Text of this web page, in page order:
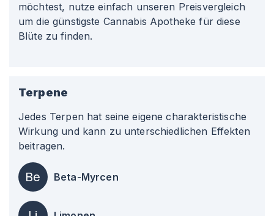
möchtest, nutze einfach unseren Preisvergleich
um die günstigste Cannabis Apotheke für diese
Blüte zu finden.
Terpene
Jedes Terpen hat seine eigene charakteristische
Wirkung und kann zu unterschiedlichen Effekten
beitragen.
Be Beta-Myrcen